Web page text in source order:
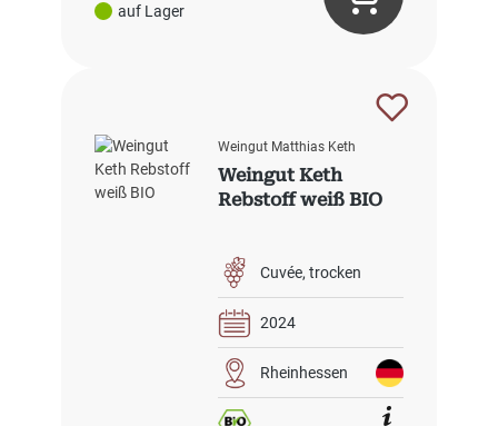
auf Lager
Weingut Matthias Keth
Weingut Keth
Rebstoff weiß BIO
Cuvée trocken
2024
Rheinhessen